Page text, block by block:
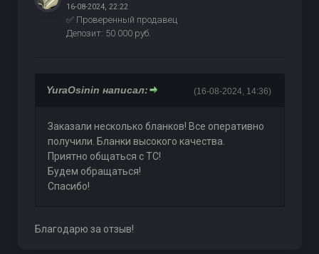
16-08-2024, 22:22
✅ Проверенный продавец
Депозит: 50 000 руб.
(16-08-2024, 14:36)
YuraOsinin написал:
Заказали несколько бланков! Все оперативно
получили. Бланки высокого качества.
Приятно общаться с ТС!
Будем обращаться!
Спасибо!
Благодарю за отзыв!